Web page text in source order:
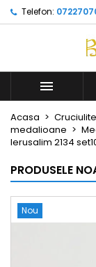
Telefon:

Acasa
medalioane
Ierusalim 2134
PRODUSELE
Nou